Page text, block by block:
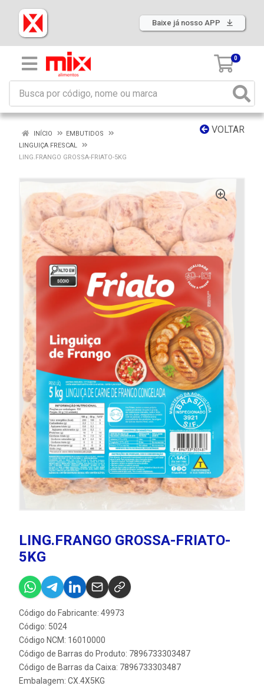
Baixe já nosso APP
0
VOLTAR
INÍCIO
EMBUTIDOS
LINGUIÇA FRESCAL
LING.FRANGO GROSSA-FRIATO-5KG
LING.FRANGO GROSSA-FRIATO-
5KG
Código do Fabricante: 49973
Código: 5024
Código NCM: 16010000
Código de Barras do Produto: 7896733303487
Código de Barras da Caixa: 7896733303487
Embalagem: CX.4X5KG